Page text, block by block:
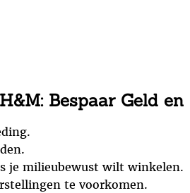
Bespaar Geld
je milieubewust wilt winkelen.
te voorkomen.